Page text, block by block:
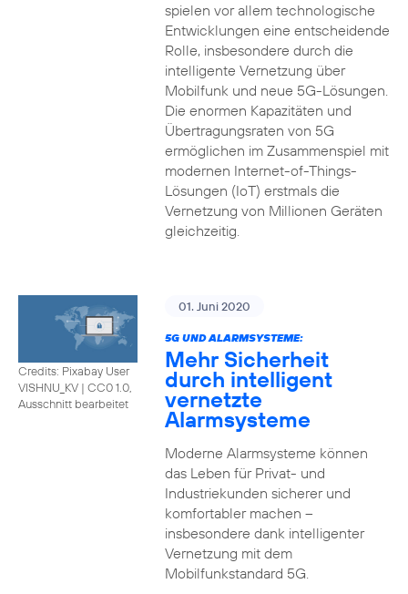
spielen vor allem technologische
Entwicklungen eine entscheidende
Rolle, insbesondere durch die
intelligente Vernetzung über
Mobilfunk und neue 5G-Lösungen.
Die enormen Kapazitäten und
Übertragungsraten von 5G
ermöglichen im Zusammenspiel mit
modernen Internet-of-Things-
Lösungen (IoT) erstmals die
Vernetzung von Millionen Geräten
gleichzeitig.
Credits: Pixabay User
VISHNU_KV | CC0 1.0,
Ausschnitt bearbeitet
01. Juni 2020
5G UND ALARMSYSTEME:
Mehr Sicherheit
durch intelligent
vernetzte
Alarmsysteme
Moderne Alarmsysteme können
das Leben für Privat- und
Industriekunden sicherer und
komfortabler machen –
insbesondere dank intelligenter
Vernetzung mit dem
Mobilfunkstandard 5G.